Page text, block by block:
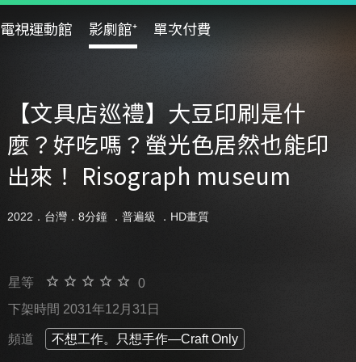
電視運動館 影劇館⁺ 單次付費
【文具店巡禮】大豆印刷是什
麼？好吃嗎？螢光色居然也能印
出來！ Risograph museum
2022．台灣．8分鐘 ． 普遍級 ．HD畫質
星等
0
下架時間 2031年12月31日
頻道 不想工作。只想手作—Craft Only